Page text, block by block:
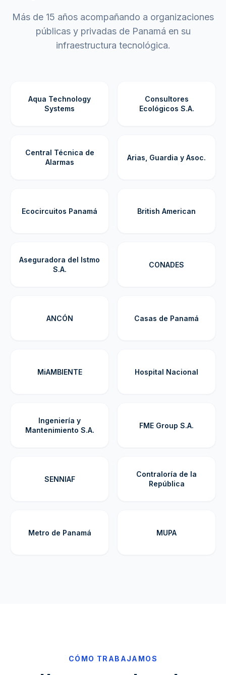
Más de 15 años acompañando a organizaciones
públicas y privadas de Panamá en su
infraestructura tecnológica.
Aqua Technology
Systems
Consultores
Ecológicos S.A.
Central Técnica de
Alarmas
Arias, Guardia y Asoc.
Ecocircuitos Panamá British American
Aseguradora del Istmo
S.A.
CONADES
ANCÓN Casas de Panamá
MiAMBIENTE Hospital Nacional
Ingeniería y
Mantenimiento S.A.
FME Group S.A.
SENNIAF
Contraloría de la
República
Metro de Panamá MUPA
CÓMO TRABAJAMOS